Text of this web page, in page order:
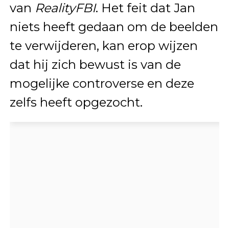
van RealityFBI. Het feit dat Jan
niets heeft gedaan om de beelden
te verwijderen, kan erop wijzen
dat hij zich bewust is van de
mogelijke controverse en deze
zelfs heeft opgezocht.